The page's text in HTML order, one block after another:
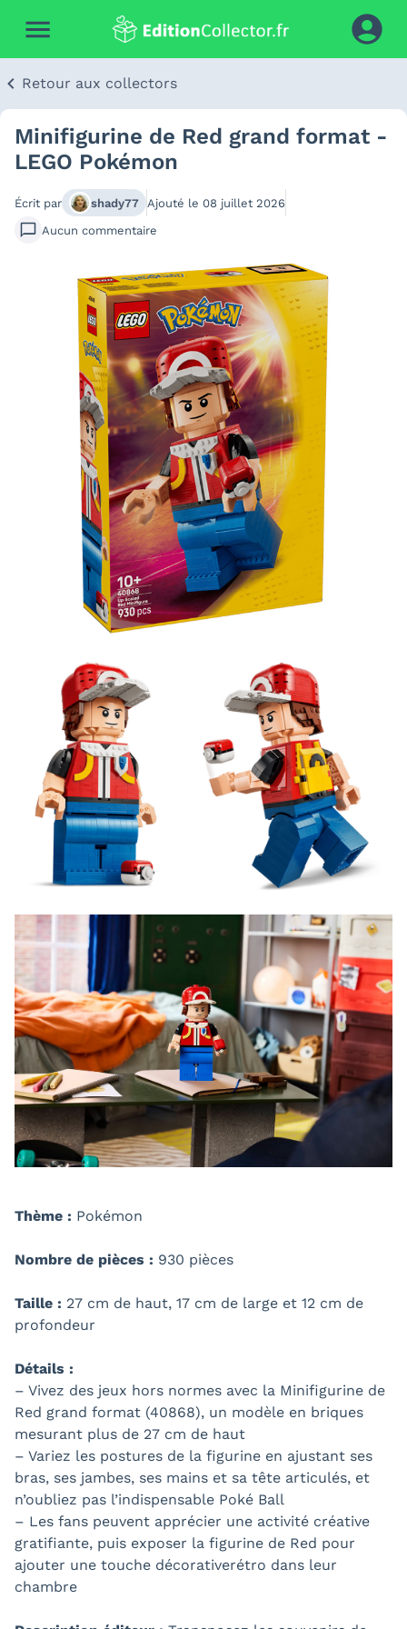
Retour aux collectors
Minifigurine de Red grand format -
LEGO Pokémon
Écrit par shady77 Ajouté le 08 juillet 2026
Aucun commentaire
Thème : Pokémon
Nombre de pièces : 930 pièces
Taille : 27 cm de haut, 17 cm de large et 12 cm de
profondeur
Détails :
– Vivez des jeux hors normes avec la Minifigurine de
Red grand format (40868), un modèle en briques
mesurant plus de 27 cm de haut
– Variez les postures de la figurine en ajustant ses
bras, ses jambes, ses mains et sa tête articulés, et
n’oubliez pas l’indispensable Poké Ball
– Les fans peuvent apprécier une activité créative
gratifiante, puis exposer la figurine de Red pour
ajouter une touche décorativerétro dans leur
chambre